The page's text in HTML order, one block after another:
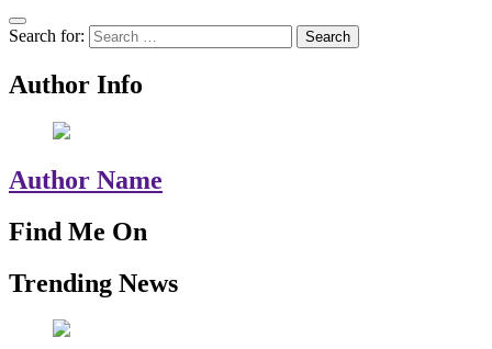
Search for:
Author Info
Author Name
Find Me On
Trending News